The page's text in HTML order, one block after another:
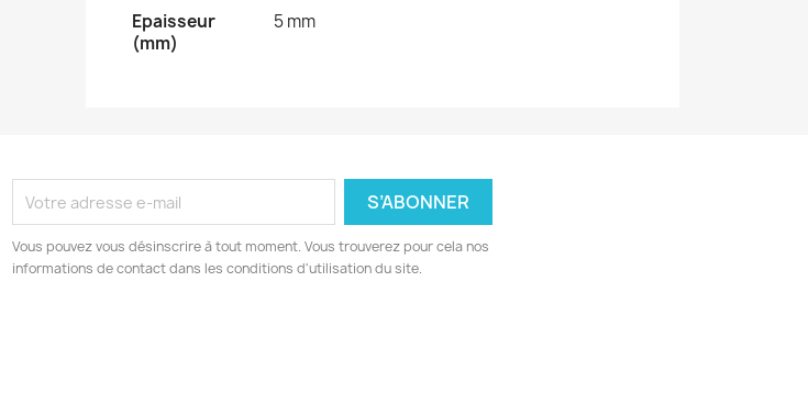
Epaisseur
(mm)
5 mm
Vous pouvez vous désinscrire à tout moment. Vous trouverez pour cela nos
informations de contact dans les conditions d'utilisation du site.